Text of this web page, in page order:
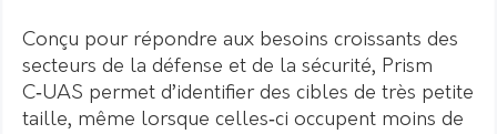
Conçu pour répondre aux besoins croissants des
secteurs de la défense et de la sécurité, Prism
C‑UAS permet d’identifier des cibles de très petite
taille, même lorsque celles‑ci occupent moins de